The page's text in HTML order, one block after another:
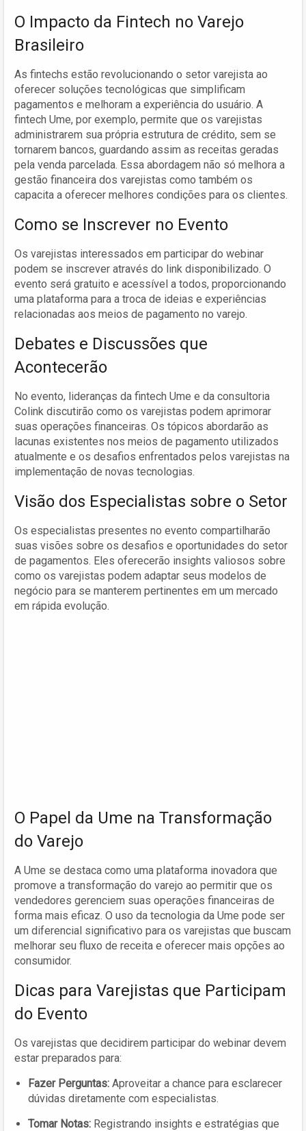
O Impacto da Fintech no Varejo
Brasileiro
As fintechs estão revolucionando o setor varejista ao
oferecer soluções tecnológicas que simplificam
pagamentos e melhoram a experiência do usuário. A
fintech Ume, por exemplo, permite que os varejistas
administrarem sua própria estrutura de crédito, sem se
tornarem bancos, guardando assim as receitas geradas
pela venda parcelada. Essa abordagem não só melhora a
gestão financeira dos varejistas como também os
capacita a oferecer melhores condições para os clientes.
Como se Inscrever no Evento
Os varejistas interessados em participar do webinar
podem se inscrever através do link disponibilizado. O
evento será gratuito e acessível a todos, proporcionando
uma plataforma para a troca de ideias e experiências
relacionadas aos meios de pagamento no varejo.
Debates e Discussões que
Acontecerão
No evento, lideranças da fintech Ume e da consultoria
Colink discutirão como os varejistas podem aprimorar
suas operações financeiras. Os tópicos abordarão as
lacunas existentes nos meios de pagamento utilizados
atualmente e os desafios enfrentados pelos varejistas na
implementação de novas tecnologias.
Visão dos Especialistas sobre o Setor
Os especialistas presentes no evento compartilharão
suas visões sobre os desafios e oportunidades do setor
de pagamentos. Eles oferecerão insights valiosos sobre
como os varejistas podem adaptar seus modelos de
negócio para se manterem pertinentes em um mercado
em rápida evolução.
O Papel da Ume na Transformação
do Varejo
A Ume se destaca como uma plataforma inovadora que
promove a transformação do varejo ao permitir que os
vendedores gerenciem suas operações financeiras de
forma mais eficaz. O uso da tecnologia da Ume pode ser
um diferencial significativo para os varejistas que buscam
melhorar seu fluxo de receita e oferecer mais opções ao
consumidor.
Dicas para Varejistas que Participam
do Evento
Os varejistas que decidirem participar do webinar devem
estar preparados para:
Fazer Perguntas: Aproveitar a chance para esclarecer
dúvidas diretamente com especialistas.
Tomar Notas: Registrando insights e estratégias que